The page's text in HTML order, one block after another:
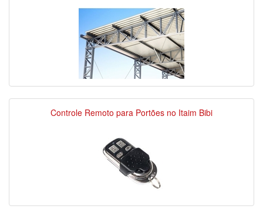
Controle Remoto para Portões no Itaim Bibi